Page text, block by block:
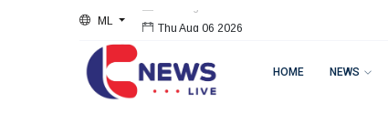
ML
HOME NEWS